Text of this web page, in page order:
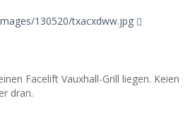
130520/txacxdww.jpg
Facelift Vauxhall-Grill liegen. Keien
dran.